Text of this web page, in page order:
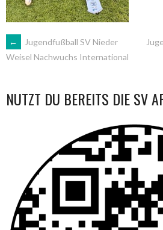
ARTIKEL-
←
Jugendfußball SV Nieder
Weisel Nachwuchs International
NUTZT DU BEREITS DIE SV